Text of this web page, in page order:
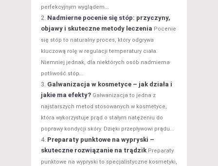
perfekcyjnym wyglądem...
Nadmierne pocenie się stóp: przyczyny,
objawy i skuteczne metody leczenia Pocenie
się stóp to naturalny proces, który odgrywa
kluczową rolę w regulacji temperatury ciała.
Niemniej jednak, dla niektórych osób nadmierna
potliwość stóp...
Galwanizacja w kosmetyce – jak działa i
jakie ma efekty? Galwanizacja to jedna z
najstarszych metod stosowanych w kosmetyce,
która wykorzystuje prąd o stałym natężeniu do
poprawy kondycji skóry. Dzięki przepływowi prądu...
Preparaty punktowe na wypryski –
skuteczne rozwiązanie na trądzik Preparaty
punktowe na wypryski to specjalistyczne kosmetyki,